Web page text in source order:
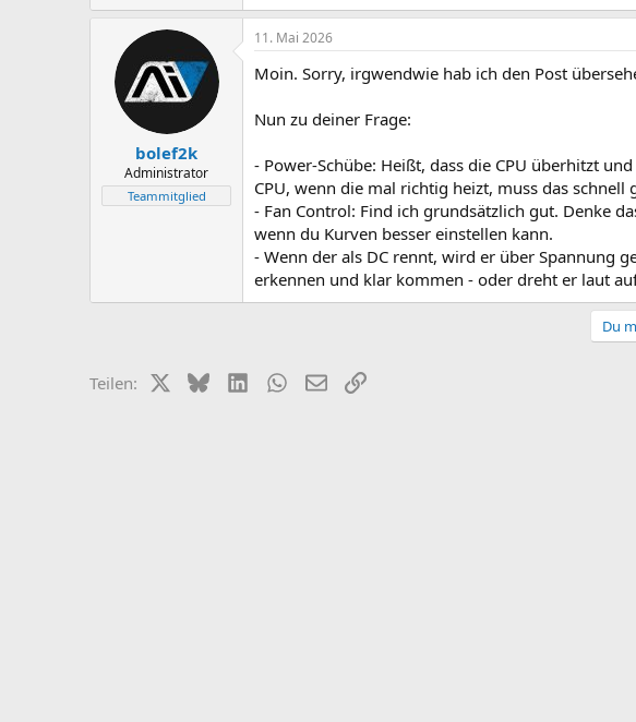
bolef2k
Administrator
Teammitglied
11. Mai 2026
Moin. Sorry, irgwendwie hab ich den Post
Nun zu deiner Frage:
- Power-Schübe: Heißt, dass die CPU überhitzt
CPU, wenn die mal richtig heizt, muss das schnell
- Fan Control: Find ich grundsätzlich gut. Denke
wenn du Kurven besser einstellen kann.
- Wenn der als DC rennt, wird er über Spannung
erkennen und klar kommen - oder dreht er laut
Du
Teilen: X (Twitter)
BlueskyLinkedInWhatsApp
E-MailLink